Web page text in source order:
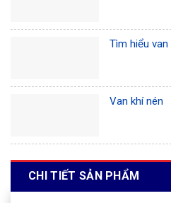
Tìm hiểu
Van khí nén
CHI TIẾT SẢN PHẨM